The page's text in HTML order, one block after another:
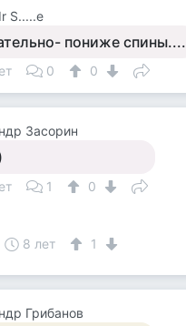
S.....e
пониже спины....
0 0
Засорин
1 0
8 лет
1
Грибанов